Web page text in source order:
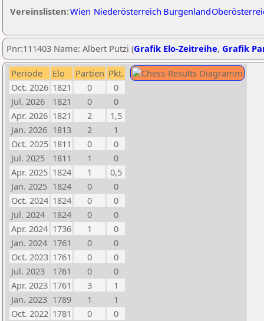
Vereinslisten:Wien Niederösterreich Burgenland
Pnr:111403 Name: Albert Putzi (Grafik Elo-Zeitreihe, Grafik
Periode Elo Partien Pkt.
Oct. 2026 1821 0
0
Jul. 2026
1821 0
0
Apr. 2026 1821 2
1,5
Jan. 2026 1813 2
1
Oct. 2025 1811 0
0
Jul. 2025
1811 1
0
Apr. 2025 1824 1
0,5
Jan. 2025 1824 0
0
Oct. 2024 1824 0
0
Jul. 2024
1824 0
0
Apr. 2024 1736 1
0
Jan. 2024 1761 0
0
Oct. 2023 1761 0
0
Jul. 2023
1761 0
0
Apr. 2023 1761 3
1
Jan. 2023 1789 1
1
Oct. 2022 1781 0
0